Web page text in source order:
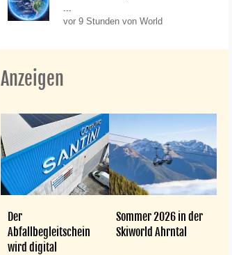
...
vor 9 Stunden von World
Anzeigen
Der
Abfallbegleitschein
wird digital
Sommer 2026 in der
Skiworld Ahrntal